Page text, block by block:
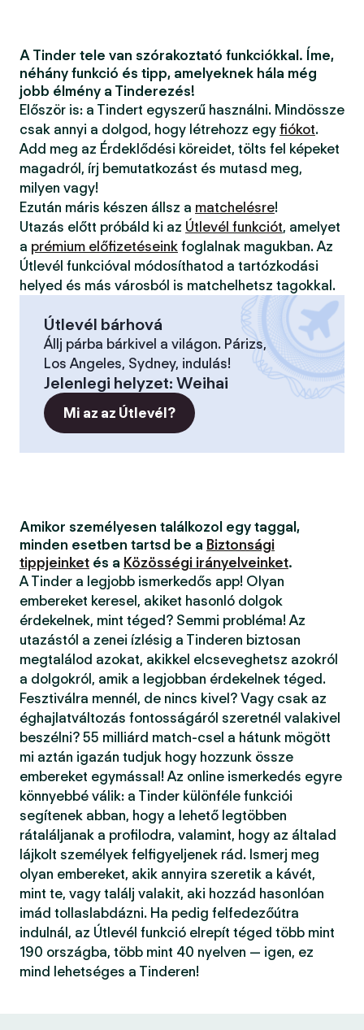
A Tinder tele van szórakoztató funkciókkal. Íme,
néhány funkció és tipp, amelyeknek hála még
jobb élmény a Tinderezés!
Először is: a Tindert egyszerű használni. Mindössze
csak annyi a dolgod, hogy létrehozz egy fiókot.
Add meg az Érdeklődési köreidet, tölts fel képeket
magadról, írj bemutatkozást és mutasd meg,
milyen vagy!
Ezután máris készen állsz a matchelésre!
Utazás előtt próbáld ki az Útlevél funkciót, amelyet
a prémium előfizetéseink foglalnak magukban. Az
Útlevél funkcióval módosíthatod a tartózkodási
helyed és más városból is matchelhetsz tagokkal.
Útlevél bárhová
Állj párba bárkivel a világon. Párizs,
Los Angeles, Sydney, indulás!
Jelenlegi helyzet: Weihai
Mi az az Útlevél?
Amikor személyesen találkozol egy taggal,
minden esetben tartsd be a Biztonsági
tippjeinket és a Közösségi irányelveinket.
A Tinder a legjobb ismerkedős app! Olyan
embereket keresel, akiket hasonló dolgok
érdekelnek, mint téged? Semmi probléma! Az
utazástól a zenei ízlésig a Tinderen biztosan
megtalálod azokat, akikkel elcseveghetsz azokról
a dolgokról, amik a legjobban érdekelnek téged.
Fesztiválra mennél, de nincs kivel? Vagy csak az
éghajlatváltozás fontosságáról szeretnél valakivel
beszélni? 55 milliárd match-csel a hátunk mögött
mi aztán igazán tudjuk hogy hozzunk össze
embereket egymással! Az online ismerkedés egyre
könnyebbé válik: a Tinder különféle funkciói
segítenek abban, hogy a lehető legtöbben
rátaláljanak a profilodra, valamint, hogy az általad
lájkolt személyek felfigyeljenek rád. Ismerj meg
olyan embereket, akik annyira szeretik a kávét,
mint te, vagy találj valakit, aki hozzád hasonlóan
imád tollaslabdázni. Ha pedig felfedezőútra
indulnál, az Útlevél funkció elrepít téged több mint
190 országba, több mint 40 nyelven — igen, ez
mind lehetséges a Tinderen!